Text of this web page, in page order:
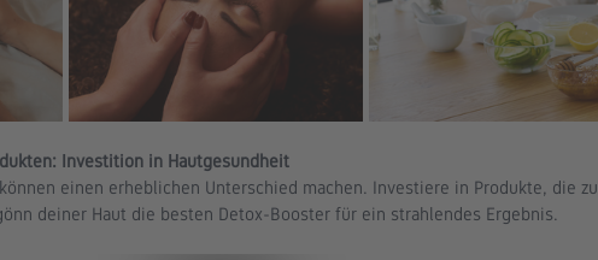
Investition in Hautgesundheit
einen erheblichen Unterschied machen. Investiere in Produkte, die zu
deiner Haut die besten Detox-Booster für ein strahlendes Ergebnis.